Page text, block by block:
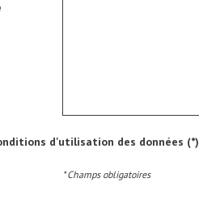
d'utilisation des données (*)
* Champs obligatoires